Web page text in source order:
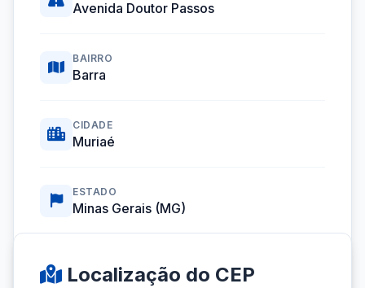
Avenida Doutor Passos
BAIRRO
Barra
CIDADE
Muriaé
ESTADO
Minas Gerais (MG)
Localização do CEP